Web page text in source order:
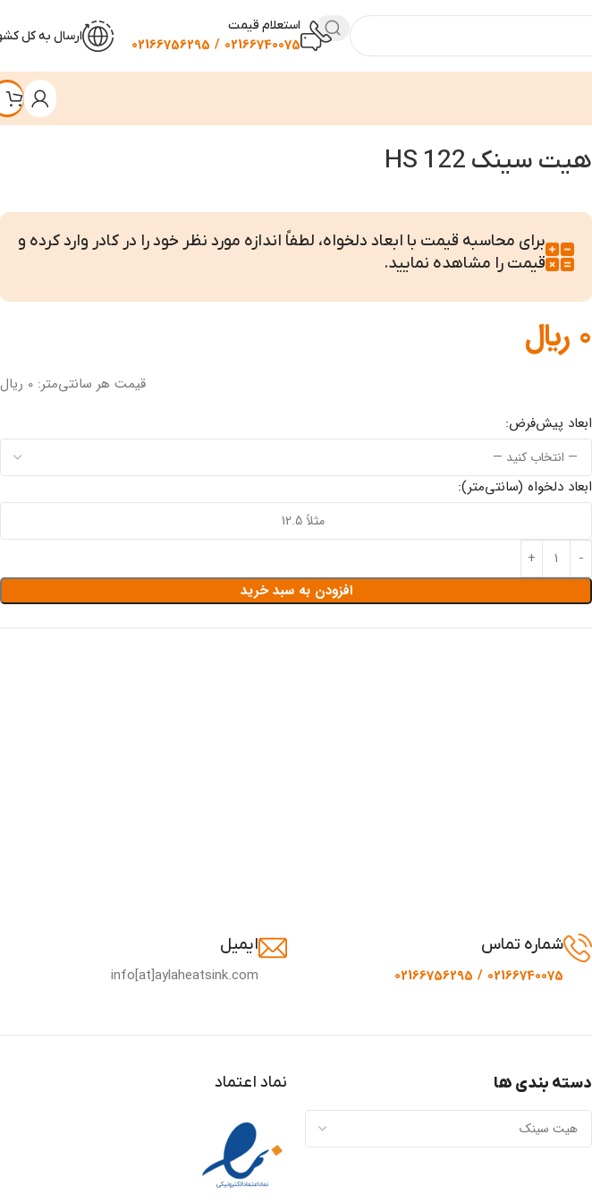
استعلام قیمت
02166740075 / 02166756295 ارسال به کل
هیت سینک HS 122
برای محاسبه قیمت با ابعاد دلخواه، لطفاً اندازه مورد نظر خود را در کادر وارد کرده و
قیمت را مشاهده نمایید.
0 ﷼
قیمت هر سانتی‌متر: 0 ریال
ابعاد پیش‌فرض:
ابعاد دلخواه (سانتی‌متر):
افزودن به سبد خرید
شماره تماس
02166740075 / 02166756295
ایمیل
info[at]aylaheatsink.com
دسته بندی ها نماد اعتماد